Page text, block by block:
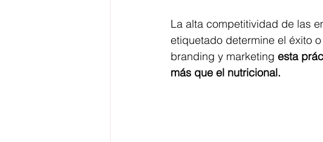
La alta competitividad de las
etiquetado determine el éxito
branding y marketing esta
más que el nutricional.